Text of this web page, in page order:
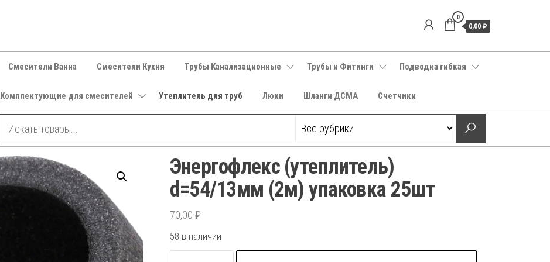
0
0,00 ₽
Смесители Ванна Смесители Кухня Трубы Канализационные Трубы и Фитинги Подводка гибкая
Комплектующие для смесителей Утеплитель для труб Люки Шланги ДСМА Счетчики
Энергофлекс (утеплитель)
d=54/13мм (2м) упаковка 25шт
70,00 ₽
58 в наличии